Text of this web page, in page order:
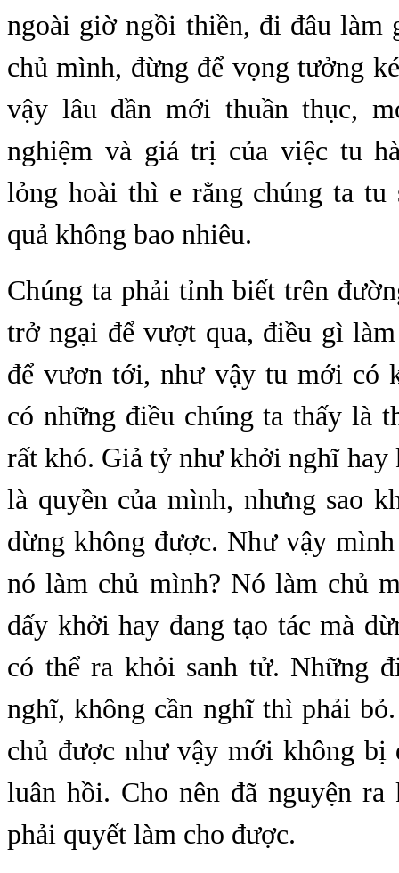
ngoài giờ ngồi thiền, đi đâu làm
chủ mình, đừng để vọng tưởng
vậy lâu dần mới thuần thục,
nghiệm và giá trị của việc tu
lỏng hoài thì e rằng chúng ta tu
quả không bao nhiêu.
Chúng ta phải tỉnh biết trên
trở ngại để vượt qua, điều gì
để vươn tới, như vậy tu mới có
có những điều chúng ta thấy là
rất khó. Giả tỷ như khởi nghĩ
là quyền của mình, nhưng sao
dừng không được. Như vậy
nó làm chủ mình? Nó làm chủ
dấy khởi hay đang tạo tác mà
có thể ra khỏi sanh tử. Những
nghĩ, không cần nghĩ thì phải
chủ được như vậy mới không bị
luân hồi. Cho nên đã nguyện
phải quyết làm cho được.